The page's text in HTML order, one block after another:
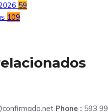
59
109
Phone : 593 99